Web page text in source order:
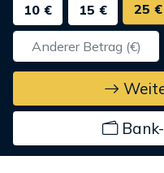
10 €
15 € 25 €